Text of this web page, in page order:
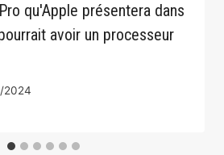
qu'Apple présentera dans
avoir un processeur
2024